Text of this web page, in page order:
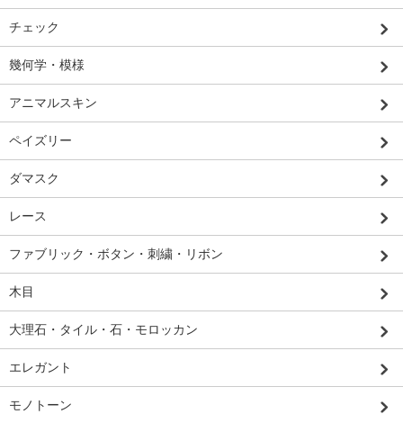
チェック
幾何学・模様
アニマルスキン
ペイズリー
ダマスク
レース
ファブリック・ボタン・刺繍・リボン
木目
大理石・タイル・石・モロッカン
エレガント
モノトーン